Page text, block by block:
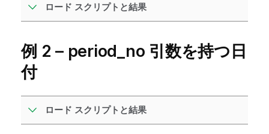
ロード スクリプトと結果
例 2 – period_no 引数を持つ日
付
ロード スクリプトと結果